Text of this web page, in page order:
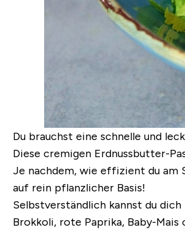
Du brauchst eine schnelle und
Diese cremigen Erdnussbutter-
Je nachdem, wie effizient du am
auf rein pflanzlicher Basis!
Selbstverständlich kannst du
Brokkoli, rote Paprika, Baby-Mais